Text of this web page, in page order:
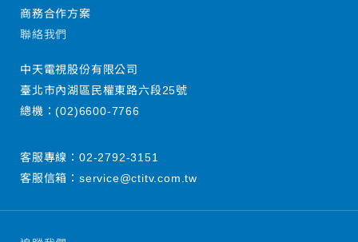
商務合作方案
聯絡我們
中天電視股份有限公司
臺北市內湖區民權東路六段25號
總機：(02)6600-7766
客服專線： 02-2792-3151
客服信箱： service@ctitv.com.tw